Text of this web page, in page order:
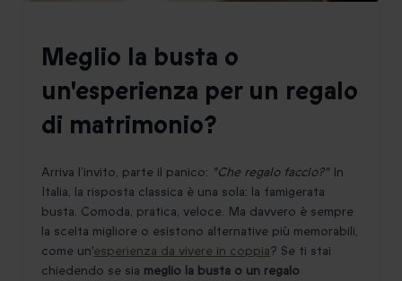
Meglio la busta o
un'esperienza per un regalo
di matrimonio?
Arriva l’invito, parte il panico: "Che regalo faccio?"In
Italia, la risposta classica è una sola: la famigerata
busta. Comoda, pratica, veloce. Ma davvero è sempre
la scelta migliore o esistono alternative più memorabili,
come un'esperienza da vivere in coppia? Se ti stai
chiedendo se sia meglio la busta o un regalo